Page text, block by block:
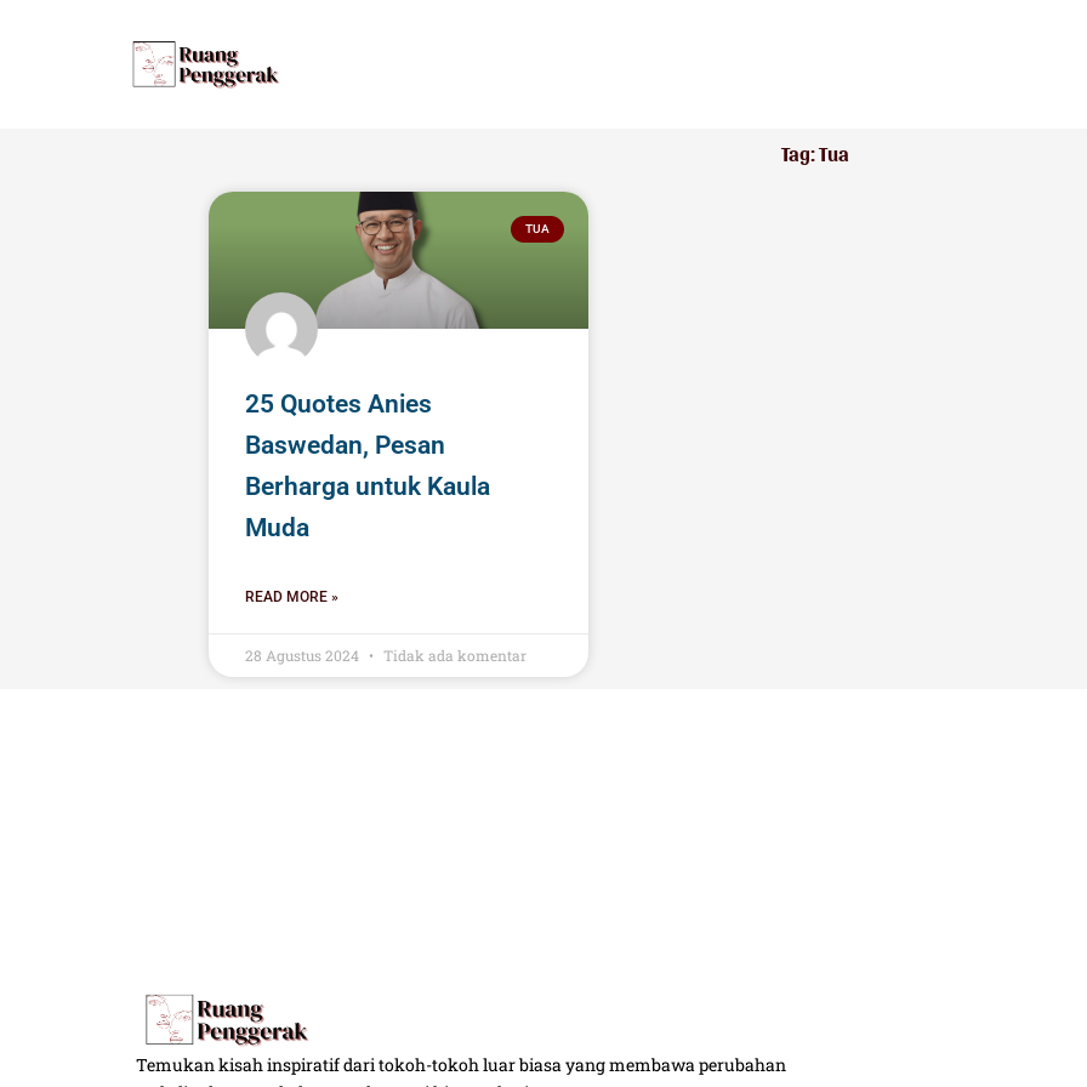
Tag: Tua
TUA
25 Quotes Anies
Baswedan, Pesan
Berharga untuk Kaula
Muda
READ MORE »
28 Agustus 2024 Tidak ada komentar
Temukan kisah inspiratif dari tokoh-tokoh luar biasa yang membawa perubahan